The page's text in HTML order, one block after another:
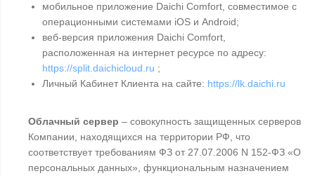
мобильное приложение Daichi Comfort, совместимое с
операционными системами iOS и Android;
веб-версия приложения Daichi Comfort,
расположенная на интернет ресурсе по адресу:
https://split.daichicloud.ru ;
Личный Кабинет Клиента на сайте: https://lk.daichi.ru
Облачный сервер – совокупность защищенных серверов
Компании, находящихся на территории РФ, что
соответствует требованиям ФЗ от 27.07.2006 N 152-ФЗ «О
персональных данных», функциональным назначением